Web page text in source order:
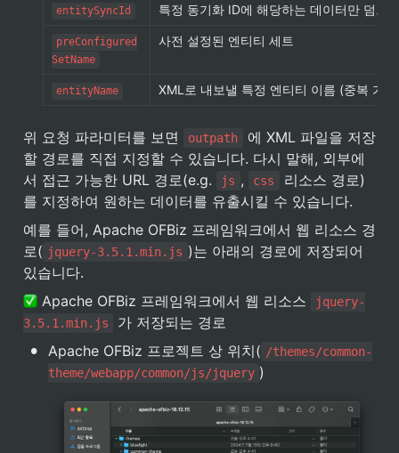
entitySyncId 특정 동기화 ID에 해당하는 데이터만 덤프
preConfigured
SetName
사전 설정된 엔티티 세트
entityName XML로 내보낼 특정 엔티티 이름 (중복 가
위 요청 파라미터를 보면 outpath
에 XML 파일을 저장
할 경로를 직접 지정할 수 있습니다. 다시 말해, 외부에
서 접근 가능한 URL 경로(e.g.
js , css
리소스 경로)
를 지정하여 원하는 데이터를 유출시킬 수 있습니다.
예를 들어, Apache OFBiz 프레임워크에서 웹 리소스 경
로( jquery-3.5.1.min.js )는 아래의 경로에 저장되어
있습니다.
Apache OFBiz 프레임워크에서 웹 리소스
jquery-
3.5.1.min.js
가 저장되는 경로
• Apache OFBiz 프로젝트 상 위치( /themes/common-
theme/webapp/common/js/jquery )